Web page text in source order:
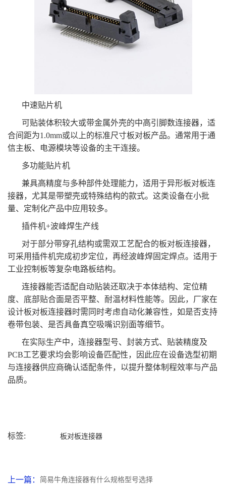
中速贴片机
可贴装体积较大或带金属外壳的中高引脚数连接器，适
合间距为1.0mm或以上的标准尺寸板对板产品。通常用于通
信主板、电源模块等设备的主干连接。
多功能贴片机
兼具高精度与多种部件处理能力，适用于异形板对板连
接器，尤其是带塑壳或特殊结构的款式。这类设备在小批
量、定制化产品中应用较多。
插件机+波峰焊生产线
对于部分带穿孔结构或需双工艺配合的板对板连接器，
可采用插件机完成初步定位，再经波峰焊固定焊点。适用于
工业控制板等复杂电路板结构。
连接器能否适配自动贴装还取决于本体结构、定位精
度、底部贴合面是否平整、耐温材料性能等。因此，厂家在
设计板对板连接器时需同时考虑自动化兼容性，如是否支持
卷带包装、是否具备真空吸嘴识别面等细节。
在实际生产中，连接器型号、封装方式、贴装精度及
PCB工艺要求均会影响设备匹配性，因此应在设备选型初期
与连接器供应商确认适配条件，以提升整体制程效率与产品
品质。
标签: 板对板连接器
上一篇： 简易牛角连接器有什么规格型号选择